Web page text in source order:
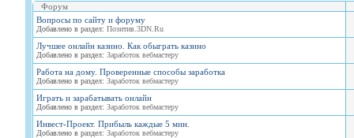
Форум
Вопросы по сайту и форуму
Добавлено в раздел: Позитив.3DN.Ru
Лучшее онлайн казино. Как обыграть казино
Добавлено в раздел: Заработок вебмастеру
Работа на дому. Проверенные способы заработка
Добавлено в раздел: Заработок вебмастеру
Играть и зарабатывать онлайн
Добавлено в раздел: Заработок вебмастеру
Инвест-Проект. Прибыль каждые 5 мин.
Добавлено в раздел: Заработок вебмастеру